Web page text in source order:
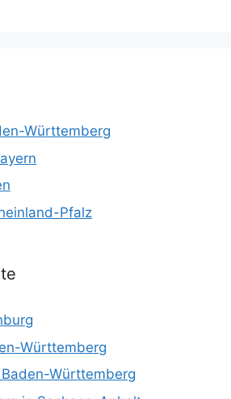
Württemberg
Pfalz
Württemberg
Württemberg